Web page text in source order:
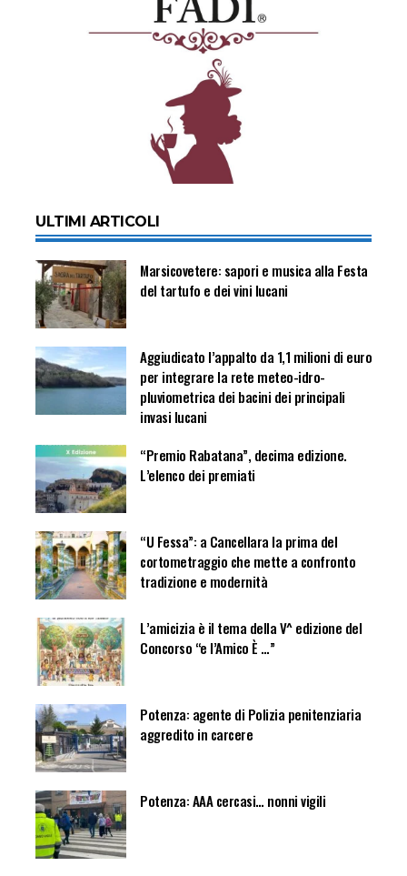
ULTIMI ARTICOLI
Marsicovetere: sapori e musica alla Festa
del tartufo e dei vini lucani
Aggiudicato l’appalto da 1,1 milioni di euro
per integrare la rete meteo-idro-
pluviometrica dei bacini dei principali
invasi lucani
“Premio Rabatana”, decima edizione.
L’elenco dei premiati
“U Fessa”: a Cancellara la prima del
cortometraggio che mette a confronto
tradizione e modernità
L’amicizia è il tema della V^ edizione del
Concorso “e l’Amico È …”
Potenza: agente di Polizia penitenziaria
aggredito in carcere
Potenza: AAA cercasi… nonni vigili